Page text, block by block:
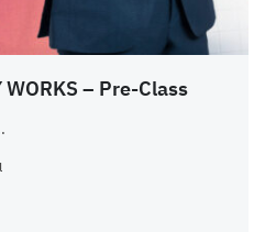
WORKS – Pre-Class